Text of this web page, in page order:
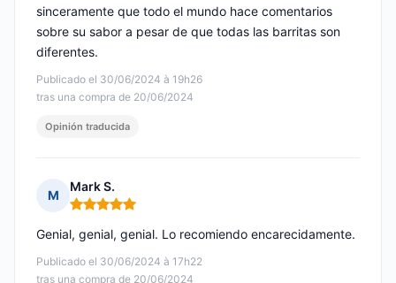
Publicado el 30/06/2024 à 19h26
tras una compra de 20/06/2024
sinceramente que todo el mundo hace comentarios
sobre su sabor a pesar de que todas las barritas son
diferentes.
Opinión traducida
M
Mark S.
Nota: 5 de 5
Publicado el 30/06/2024 à 17h22
tras una compra de 20/06/2024
Genial, genial, genial. Lo recomiendo encarecidamente.